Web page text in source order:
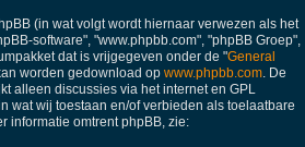
(in wat volgt wordt hiernaar verwezen als het
software", "www.phpbb.com", "phpBB Groep",
dat is vrijgegeven onder de "General
worden gedownload op www.phpbb.com. De
alleen discussies via het internet en GPL
wat wij toestaan en/of verbieden als toelaatbare
informatie omtrent phpBB, zie: